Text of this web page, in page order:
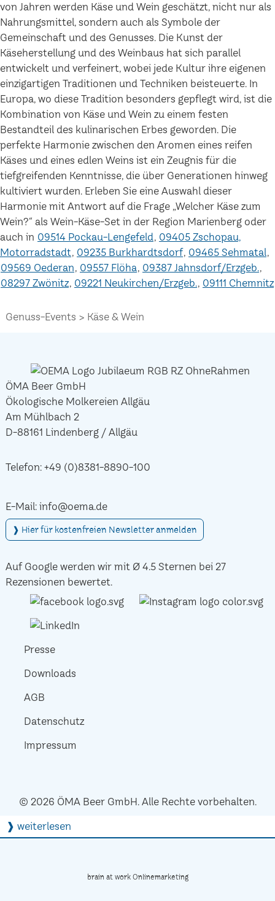
von Jahren werden Käse und Wein geschätzt, nicht nur als
Nahrungsmittel, sondern auch als Symbole der
Gemeinschaft und des Genusses. Die Kunst der
Käseherstellung und des Weinbaus hat sich parallel
entwickelt und verfeinert, wobei jede Kultur ihre eigenen
einzigartigen Traditionen und Techniken beisteuerte. In
Europa, wo diese Tradition besonders gepflegt wird, ist die
Kombination von Käse und Wein zu einem festen
Bestandteil des kulinarischen Erbes geworden. Die
perfekte Harmonie zwischen den Aromen eines reifen
Käses und eines edlen Weins ist ein Zeugnis für die
tiefgreifenden Kenntnisse, die über Generationen hinweg
kultiviert wurden. Erleben Sie eine Auswahl dieser
Harmonie mit Antwort auf die Frage „Welcher Käse zum
Wein?“ als Wein-Käse-Set in der Region Marienberg oder
auch in 09514 Pockau-Lengefeld 09405 Zschopau,
Motorradstadt 09235 Burkhardtsdorf 09465 Sehmatal
09569 Oederan 09557 Flöha 09387 Jahnsdorf/Erzgeb.
08297 Zwönitz 09221 Neukirchen/Erzgeb. 09111 Chemnitz
Genuss-Events Käse & Wein
ÖMA Beer GmbH
Ökologische Molkereien Allgäu
Am Mühlbach 2
D-88161 Lindenberg / Allgäu
Telefon: +49 (0)8381-8890-100
E-Mail: info@oema.de
❱ Hier für kostenfreien Newsletter anmelden
Auf Google werden wir mit Ø 4.5 Sternen bei 27
Rezensionen bewertet.
Presse
Downloads
AGB
Datenschutz
Impressum
© 2026 ÖMA Beer GmbH. Alle Rechte vorbehalten.
❱ weiterlesen
brain at work Onlinemarketing